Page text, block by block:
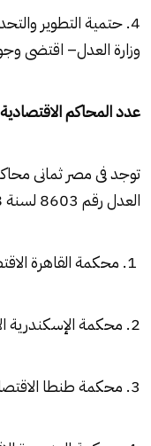
4. حتمية التطوير
وزارة العدل– اقتضى
عدد المحاكم
توجد فى مصر ثمانى
العدل رقم 8603 لسنة 2008 وتعديلاته فى الأماكن التالية:
2. محكمة الإسكندرية الاقتصادية.
3. محكمة طنطا الاقتصادية.